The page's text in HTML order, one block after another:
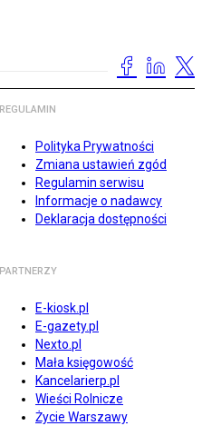
REGULAMIN
Polityka Prywatności
Zmiana ustawień zgód
Regulamin serwisu
Informacje o nadawcy
Deklaracja dostępności
PARTNERZY
E-kiosk.pl
E-gazety.pl
Nexto.pl
Mała księgowość
Kancelarierp.pl
Wieści Rolnicze
Życie Warszawy